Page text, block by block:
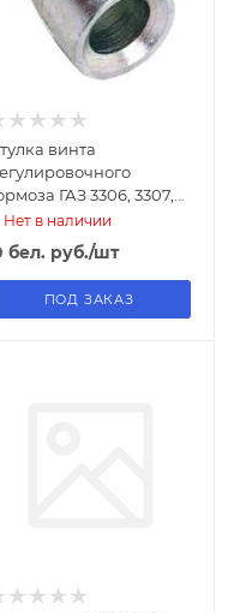
винта
ГАЗ 3306, 3307,
ГАЗ
Нет в наличии
бел. руб./шт
ПОД ЗАКАЗ